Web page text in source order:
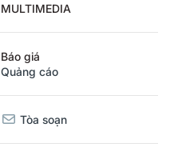
MULTIMEDIA
Báo giá
Quảng cáo
Tòa soạn